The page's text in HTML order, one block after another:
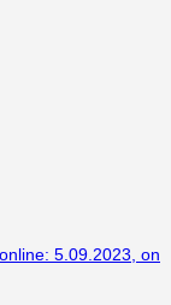
: 5.09.2023 on